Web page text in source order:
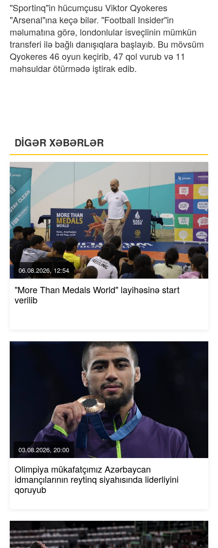
"Sportinq"in hücumçusu Viktor Qyokeres
"Arsenal"ına keçə bilər. "Football Insider"in
məlumatına görə, londonlular isveçlinin mümkün
transferi ilə bağlı danışıqlara başlayıb. Bu mövsüm
Qyokeres 46 oyun keçirib, 47 qol vurub və 11
məhsuldar ötürmədə iştirak edib.
DİGƏR XƏBƏRLƏR
06.08.2026, 12:54
"More Than Medals World" layihəsinə start
verilib
03.08.2026, 20:00
Olimpiya mükafatçımız Azərbaycan
idmançılarının reytinq siyahısında liderliyini
qoruyub